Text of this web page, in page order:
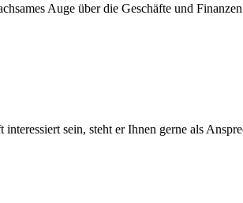
Auge über die Geschäfte und
sein, steht er Ihnen gerne als